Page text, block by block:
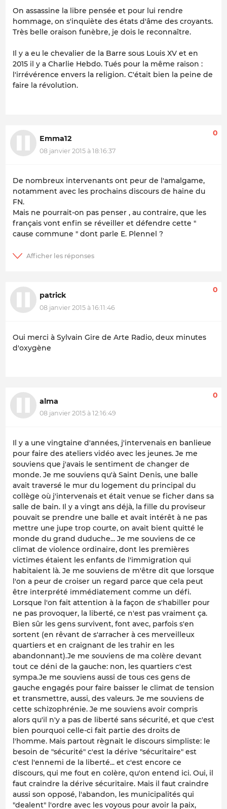
On assassine la libre pensée et pour lui rendre
hommage, on s'inquiète des états d'âme des croyants.
Très belle oraison funèbre, je dois le reconnaître.
Il y a eu le chevalier de la Barre sous Louis XV et en
2015 il y a Charlie Hebdo. Tués pour la même raison :
l'irrévérence envers la religion. C'était bien la peine de
faire la révolution.
Emma12
08 janvier 2015 à 18:16:37
0
De nombreux intervenants ont peur de l'amalgame,
notamment avec les prochains discours de haine du
FN.
Mais ne pourrait-on pas penser , au contraire, que les
français vont enfin se réveiller et défendre cette "
cause commune " dont parle E. Plennel ?
patrick
08 janvier 2015 à 16:11:46
0
Oui merci à Sylvain Gire de Arte Radio, deux minutes
d'oxygène
alma
08 janvier 2015 à 12:16:49
0
Il y a une vingtaine d'années, j'intervenais en banlieue
pour faire des ateliers vidéo avec les jeunes. Je me
souviens que j'avais le sentiment de changer de
monde. Je me souviens qu'à Saint Denis, une balle
avait traversé le mur du logement du principal du
collège où j'intervenais et était venue se ficher dans sa
salle de bain. Il y a vingt ans déjà, la fille du proviseur
pouvait se prendre une balle et avait intérêt à ne pas
mettre une jupe trop courte, on avait bient quitté le
monde du grand duduche... Je me souviens de ce
climat de violence ordinaire, dont les premières
victimes étaient les enfants de l'immigration qui
habitaient là. Je me souviens de m'être dit que lorsque
l'on a peur de croiser un regard parce que cela peut
être interprété immédiatement comme un défi.
Lorsque l'on fait attention à la façon de s'habiller pour
ne pas provoquer, la liberté, ce n'est pas vraiment ça.
Bien sûr les gens survivent, font avec, parfois s'en
sortent (en rêvant de s'arracher à ces merveilleux
quartiers et en craignant de les trahir en les
abandonnant).Je me souviens de ma colère devant
tout ce déni de la gauche: non, les quartiers c'est
sympa.Je me souviens aussi de tous ces gens de
gauche engagés pour faire baisser le climat de tension
et transmettre, aussi, des valeurs. Je me souviens de
cette schizophrénie. Je me souviens avoir compris
alors qu'il n'y a pas de liberté sans sécurité, et que c'est
bien pourquoi celle-ci fait partie des droits de
l'homme. Mais partout règnait le discours simpliste: le
besoin de "sécurité" c'est la dérive "sécuritaire" est
c'est l'ennemi de la liberté... et c'est encore ce
discours, qui me fout en colère, qu'on entend ici. Oui, il
faut craindre la dérive sécuritaire. Mais il faut craindre
aussi son opposé, l'abandon, les municipalités qui
"dealent" l'ordre avec les voyous pour avoir la paix,